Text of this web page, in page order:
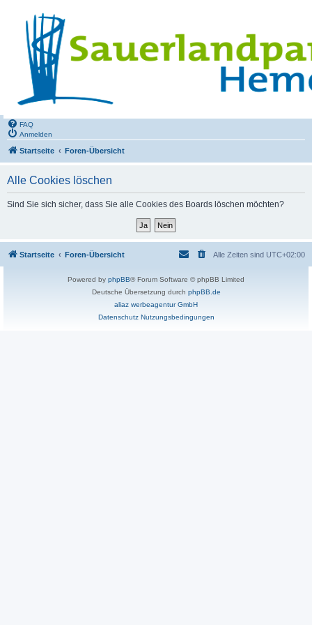
FAQ
Anmelden
Startseite Foren-Übersicht
Alle Cookies löschen
Sind Sie sich sicher, dass Sie alle Cookies des Boards löschen möchten?
Startseite Foren-Übersicht Alle Zeiten sind UTC+02:00
Powered by phpBB® Forum Software © phpBB Limited
Deutsche Übersetzung durch phpBB.de
aliaz werbeagentur GmbH
Datenschutz Nutzungsbedingungen